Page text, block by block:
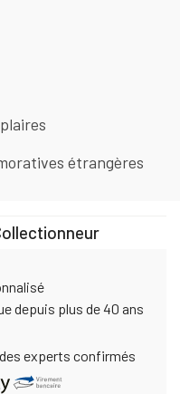
étrangères
depuis plus de 40 ans
experts confirmés